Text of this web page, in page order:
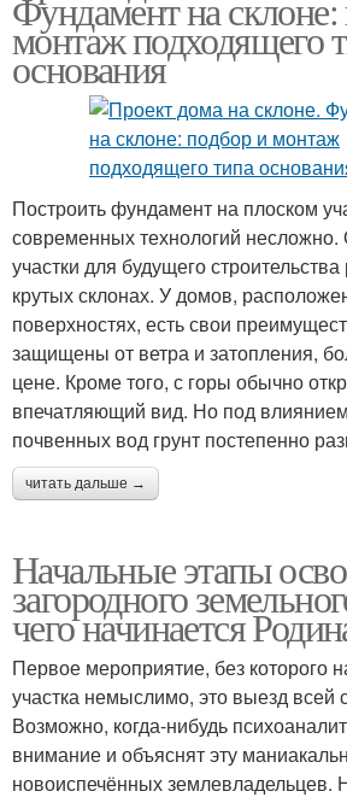
монтаж подходящего
основания
Построить фундамент на плоском
современных технологий несложно.
участки для будущего
крутых склонах. У домов,
поверхностях, есть свои
защищены от ветра и затопления,
цене. Кроме того, с горы обычно
впечатляющий вид. Но под
почвенных вод грунт постепенно
читать дальше →
Начальные этапы
загородного
чего начинается
Первое мероприятие, без которого
участка немыслимо, это выезд
Возможно, когда-нибудь
внимание и объяснят эту
новоиспечённых землевладельцев.